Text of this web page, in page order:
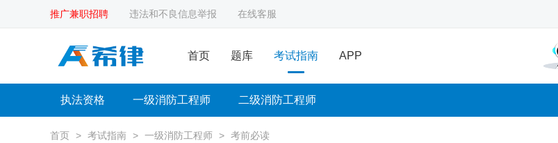
推广兼职招聘 违法和不良信息举报 在线客服
首页 题库 考试指南 APP
执法资格 一级消防工程师 二级消防工程师
首页 > 考试指南 > 一级消防工程师 > 考前必读